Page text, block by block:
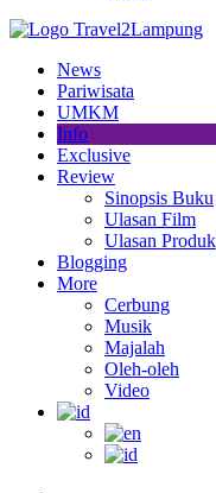
News
Pariwisata
UMKM
Info
Exclusive
Review
Sinopsis Buku
Ulasan Film
Ulasan Produk
Blogging
More
Cerbung
Musik
Majalah
Oleh-oleh
Video